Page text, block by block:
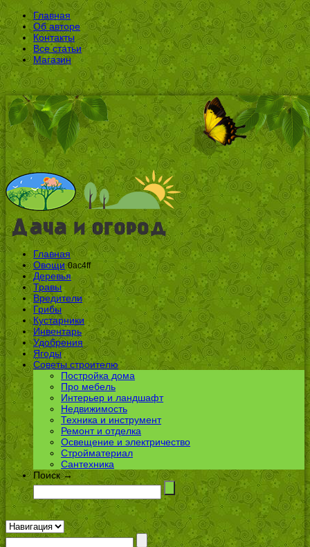
Главная
Об авторе
Контакты
Все статьи
Магазин
Главная
Овощи 0ac4ff
Деревья
Травы
Вредители
Грибы
Кустарники
Инвентарь
Удобрения
Ягоды
Советы строителю
Постройка дома
Про мебель
Интерьер и ландшафт
Недвижимость
Техника и инструмент
Ремонт и отделка
Освещение и электричество
Стройматериал
Сантехника
Поиск →